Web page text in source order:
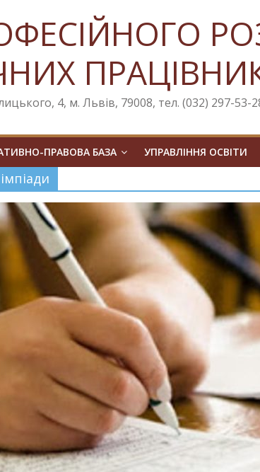
4, м. Львів, 79008, тел. (032) 297-
ПРАВОВА БАЗА УПРАВЛІННЯ ОСВІТИ